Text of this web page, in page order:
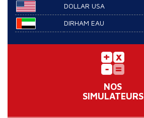
DOLLAR USA
DIRHAM EAU
NOS
SIMULATEURS